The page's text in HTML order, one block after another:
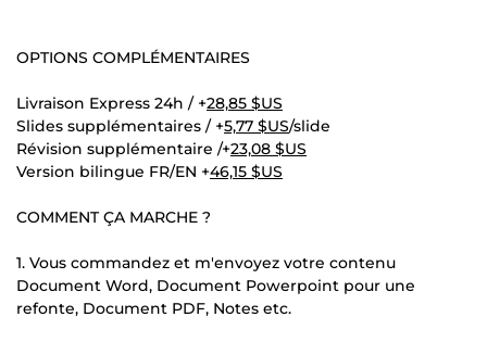
OPTIONS COMPLÉMENTAIRES
Livraison Express 24h / +28,85 $US
Slides supplémentaires / +5,77 $US/slide
Révision supplémentaire /+23,08 $US
Version bilingue FR/EN +46,15 $US
COMMENT ÇA MARCHE ?
1. Vous commandez et m'envoyez votre contenu
Document Word, Document Powerpoint pour une
refonte, Document PDF, Notes etc.